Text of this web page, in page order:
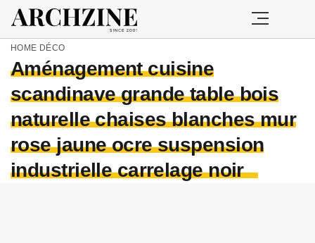
HOME DÉCO
Aménagement cuisine
scandinave grande table bois
naturelle chaises blanches mur
rose jaune ocre suspension
industrielle carrelage noir